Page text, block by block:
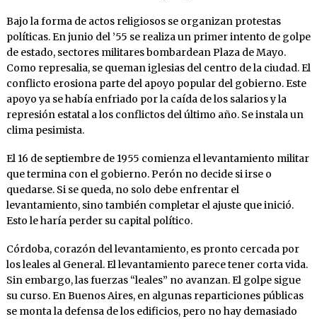
Bajo la forma de actos religiosos se organizan protestas
políticas. En junio del ’55 se realiza un primer intento de golpe
de estado, sectores militares bombardean Plaza de Mayo.
Como represalia, se queman iglesias del centro de la ciudad. El
conflicto erosiona parte del apoyo popular del gobierno. Este
apoyo ya se había enfriado por la caída de los salarios y la
represión estatal a los conflictos del último año. Se instala un
clima pesimista.
El 16 de septiembre de 1955 comienza el levantamiento militar
que termina con el gobierno. Perón no decide si irse o
quedarse. Si se queda, no solo debe enfrentar el
levantamiento, sino también completar el ajuste que inició.
Esto le haría perder su capital político.
Córdoba, corazón del levantamiento, es pronto cercada por
los leales al General. El levantamiento parece tener corta vida.
Sin embargo, las fuerzas “leales” no avanzan. El golpe sigue
su curso. En Buenos Aires, en algunas reparticiones públicas
se monta la defensa de los edificios, pero no hay demasiado